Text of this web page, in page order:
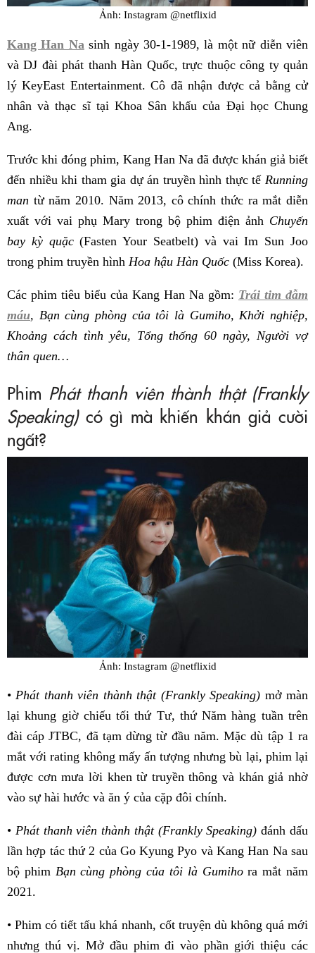
Ảnh: Instagram @netflixid
Kang Han Na sinh ngày 30-1-1989, là một nữ diễn viên
và DJ đài phát thanh Hàn Quốc, trực thuộc công ty quản
lý KeyEast Entertainment. Cô đã nhận được cả bằng cử
nhân và thạc sĩ tại Khoa Sân khấu của Đại học Chung
Ang.
Trước khi đóng phim, Kang Han Na đã được khán giả biết
đến nhiều khi tham gia dự án truyền hình thực tế Running
man từ năm 2010. Năm 2013, cô chính thức ra mắt diễn
xuất với vai phụ Mary trong bộ phim điện ảnh Chuyến
bay kỳ quặc(Fasten Your Seatbelt) và vai Im Sun Joo
trong phim truyền hình Hoa hậu Hàn Quốc (Miss Korea).
Các phim tiêu biểu của Kang Han Na gồm: Trái tim đẫm
máu, Bạn cùng phòng của tôi là Gumiho, Khởi nghiệp,
Khoảng cách tình yêu, Tổng thống 60 ngày, Người vợ
thân quen…
Phim Phát thanh viên thành thật (Frankly
Speaking)có gì mà khiến khán giả cười
ngất?
Ảnh: Instagram @netflixid
•Phát thanh viên thành thật (Frankly Speaking) mở màn
lại khung giờ chiếu tối thứ Tư, thứ Năm hàng tuần trên
đài cáp JTBC, đã tạm dừng từ đầu năm. Mặc dù tập 1 ra
mắt với rating không mấy ấn tượng nhưng bù lại, phim lại
được cơn mưa lời khen từ truyền thông và khán giả nhờ
vào sự hài hước và ăn ý của cặp đôi chính.
• Phát thanh viên thành thật (Frankly Speaking) đánh dấu
lần hợp tác thứ 2 của Go Kyung Pyo và Kang Han Na sau
bộ phim Bạn cùng phòng của tôi là Gumihora mắt năm
2021.
• Phim có tiết tấu khá nhanh, cốt truyện dù không quá mới
nhưng thú vị. Mở đầu phim đi vào phần giới thiệu các